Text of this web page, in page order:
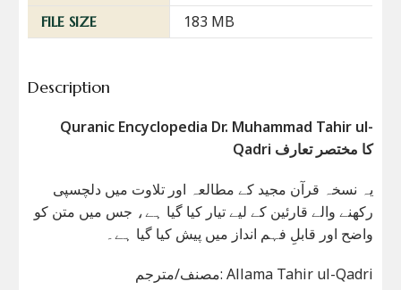
FILE SIZE 183 MB
Description
Quranic Encyclopedia Dr. Muhammad Tahir ul-
Qadri کا مختصر تعارف
یہ نسخہ قرآن مجید کے مطالعہ اور تلاوت میں دلچسپی
رکھنے والے قارئین کے لیے تیار کیا گیا ہے، جس میں متن کو
واضح اور قابلِ فہم انداز میں پیش کیا گیا ہے۔
مصنف/مترجم: Allama Tahir ul-Qadri